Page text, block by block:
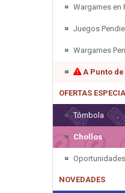
Wargames en
Juegos
Wargames
A Punto
OFERTAS
Tómbola
Chollos
Oportunidades
NOVEDADES